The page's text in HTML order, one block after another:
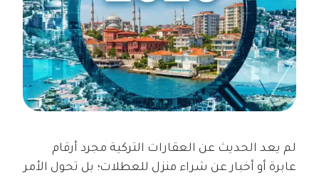
لم يعد الحديث عن العقارات التركية مجرد أرقام
عابرة أو أخبار عن شراء منزل للعطلات؛ بل تحول الأمر